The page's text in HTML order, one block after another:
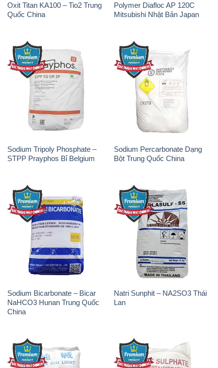
Oxit Titan KA100 – Tio2 Trung
Quốc China
Polymer Diafloc AP 120C
Mitsubishi Nhật Bản Japan
Sodium Tripoly Phosphate –
STPP Prayphos Bỉ Belgium
Sodium Percarbonate Dạng
Bột Trung Quốc China
Sodium Bicarbonate – Bicar
NaHCO3 Hunan Trung Quốc
China
Natri Sunphit – NA2SO3 Thái
Lan